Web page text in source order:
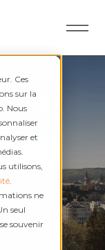
Ces
sur la
Nous
et
utilisons,
.
ne
seul
souvenir